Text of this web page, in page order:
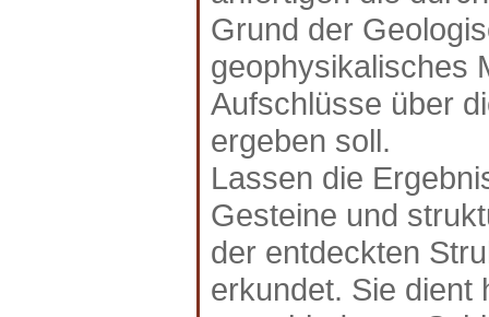
Grund der
geophysikalisches
Aufschlüsse über
ergeben soll.
Lassen die
Gesteine und
der entdeckten
erkundet. Sie dient